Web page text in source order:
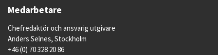
Medarbetare
Chefredaktör och ansvarig utgivare
Anders Selnes, Stockholm
+46 (0) 70 328 20 86